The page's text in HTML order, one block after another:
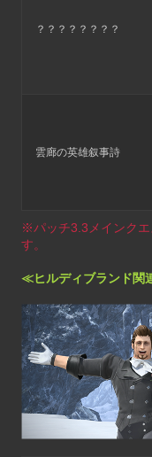
？？？？？？？？
雲廊の英雄叙事詩
※パッチ3.3メインクエ
す。
≪ヒルディブランド関